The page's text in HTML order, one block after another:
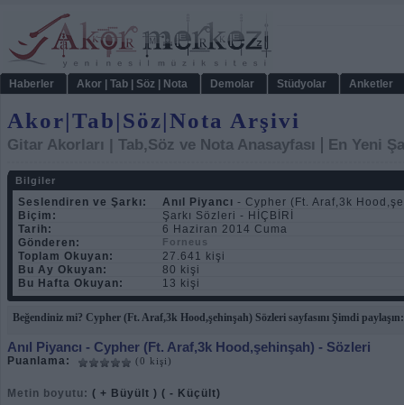
Haberler Akor | Tab | Söz | Nota Demolar Stüdyolar Anketler
Akor|Tab|Söz|Nota Arşivi
Gitar Akorları | Tab,Söz ve Nota Anasayfası | En Yeni
Bilgiler
Seslendiren ve Şarkı: Anıl Piyancı - Cypher (Ft. Araf,3k
Biçim:
Şarkı Sözleri - HİÇBİRİ
Tarih:
6 Haziran 2014 Cuma
Gönderen:
Forneus
Toplam Okuyan:
27.641 kişi
Bu Ay Okuyan:
80 kişi
Bu Hafta Okuyan:
13 kişi
Beğendiniz mi? Cypher (Ft. Araf,3k Hood,şehinşah) Sözleri sayfasını Şimdi paylaşın:
Anıl Piyancı - Cypher (Ft. Araf,3k Hood,şehinşah) - Sözleri
Puanlama: (0 kişi)
Metin boyutu: ( + Büyült ) ( - Küçült)